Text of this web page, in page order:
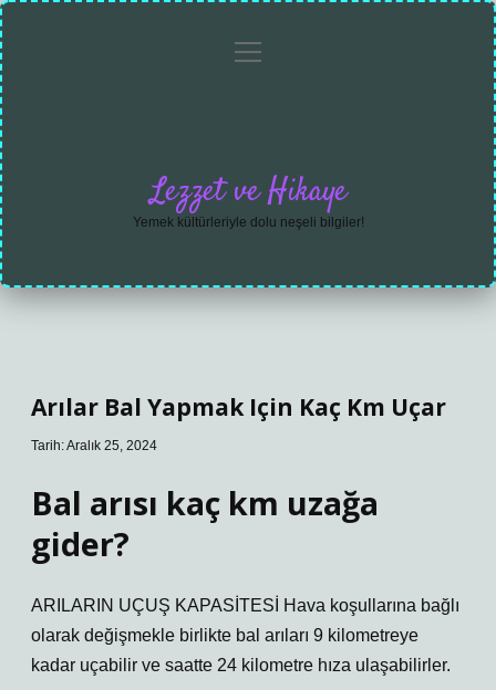
Gizlilikmenüyü
Lezzet ve Hikaye
Yemek kültürleriyle dolu neşeli bilgiler!
Arılar Bal Yapmak Için Kaç Km Uçar
Tarih: Aralık 25, 2024
Bal arısı kaç km uzağa
gider?
ARILARIN UÇUŞ KAPASİTESİ Hava koşullarına bağlı
olarak değişmekle birlikte bal arıları 9 kilometreye
kadar uçabilir ve saatte 24 kilometre hıza ulaşabilirler.